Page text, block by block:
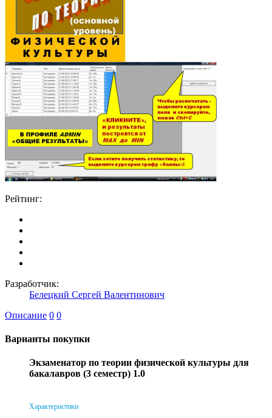
Рейтинг:
Разработчик:
Белецкий Сергей Валентинович
Описание 0 0
Варианты покупки
Экзаменатор по теории физической культуры для
бакалавров (3 семестр) 1.0
Характеристики